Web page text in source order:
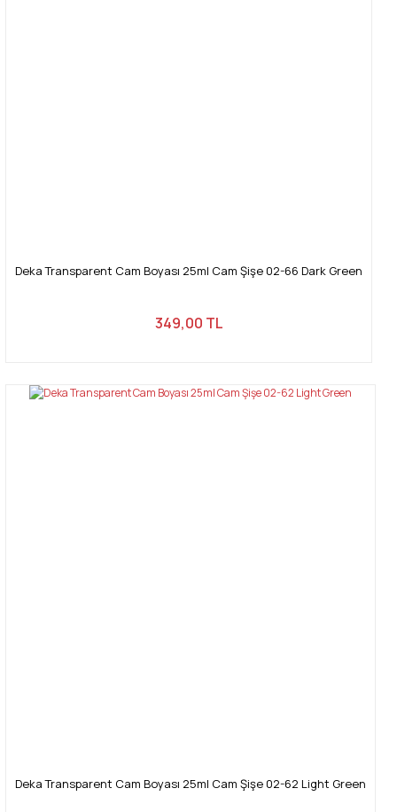
Deka Transparent Cam Boyası 25ml Cam Şişe 02-66 Dark Green
349,00 TL
Deka Transparent Cam Boyası 25ml Cam Şişe 02-62 Light Green